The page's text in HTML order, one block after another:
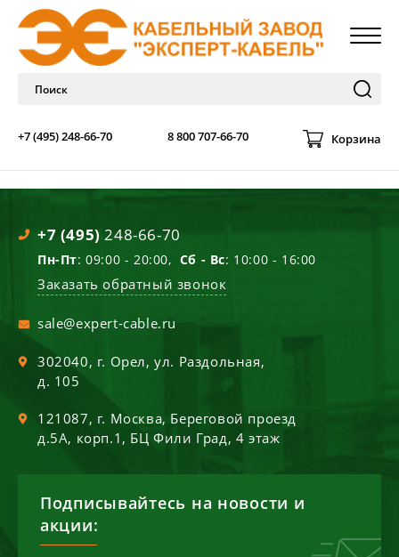
+7 (495) 248-66-70 8 800 707-66-70 Корзина
+7 (495) 248-66-70
Пн-Пт: 09:00 - 20:00, Сб - Вс: 10:00 - 16:00
Заказать обратный звонок
sale@expert-cable.ru
302040, г. Орел,ул. Раздольная,
д. 105
121087, г. Москва, Береговой проезд
д.5А, корп.1, БЦ Фили Град, 4 этаж
Подписывайтесь на новости и
акции: